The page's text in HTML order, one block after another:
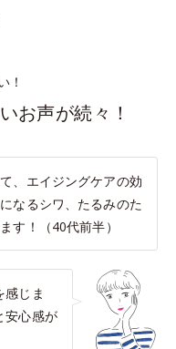
！
お声が続々！
、エイジングケアの効
なるシワ、たるみのた
す！（40代前半）
感じま
安心感が